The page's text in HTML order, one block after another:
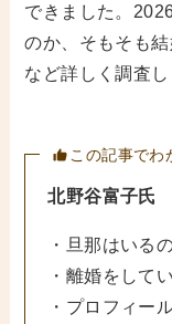
できました。
のか、そもそも
など詳しく調査し
この記事でわ
北野谷富子氏
・旦那はいる
・離婚をして
・プロフィー